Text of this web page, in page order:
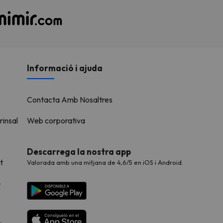
Informació i ajuda
Contacta Amb Nosaltres
Web corporativa
Descarrega la nostra app
Valorada amb una mitjana de 4,6/5 en iOS i Android.